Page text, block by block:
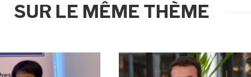
SUR LE MÊME THÈME